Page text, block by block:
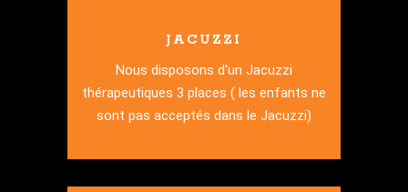
JACUZZI
Nous disposons d'un Jacuzzi
thérapeutiques 3 places ( les enfants ne
sont pas acceptés dans le Jacuzzi)